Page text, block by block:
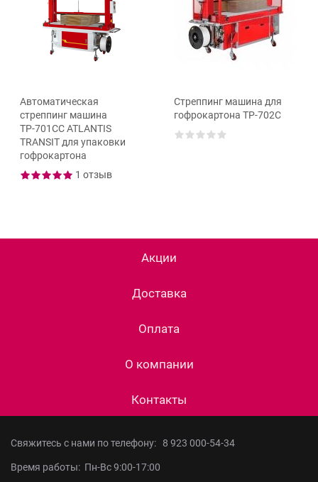
Автоматическая
стреппинг машина
ТР-701СС ATLANTIS
TRANSIT для упаковки
гофрокартона
1 отзыв
Стреппинг машина для
гофрокартона TP-702C
Акции
Доставка
Оплата
О компании
Контакты
Свяжитесь с нами по телефону: 8 923 000-54-34
Время работы: Пн-Вс 9:00-17:00